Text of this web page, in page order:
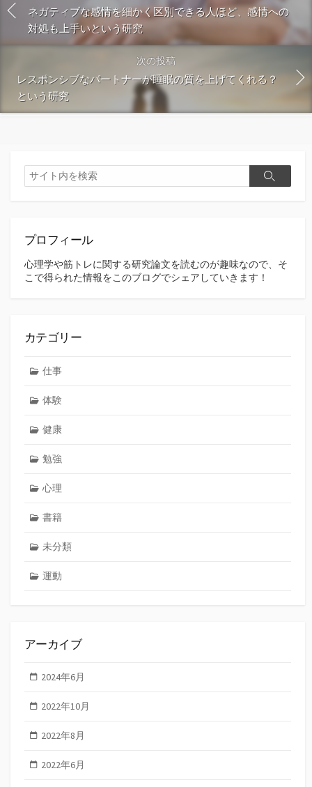
ネガティブな感情を細かく区別できる人ほど、感情への
対処も上手いという研究
次の投稿
レスポンシブなパートナーが睡眠の質を上げてくれる？
という研究
検
索
検
プロフィール
心理学や筋トレに関する研究論文を読むのが趣味なので、そ
こで得られた情報をこのブログでシェアしていきます！
カテゴリー
仕事
体験
健康
勉強
心理
書籍
未分類
運動
アーカイブ
2024年6月
2022年10月
2022年8月
2022年6月